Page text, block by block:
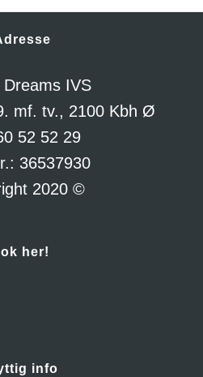
Dreams IVS
mf. tv., 2100 Kbh Ø
52 52 29
36537930
2020 ©
her!
info